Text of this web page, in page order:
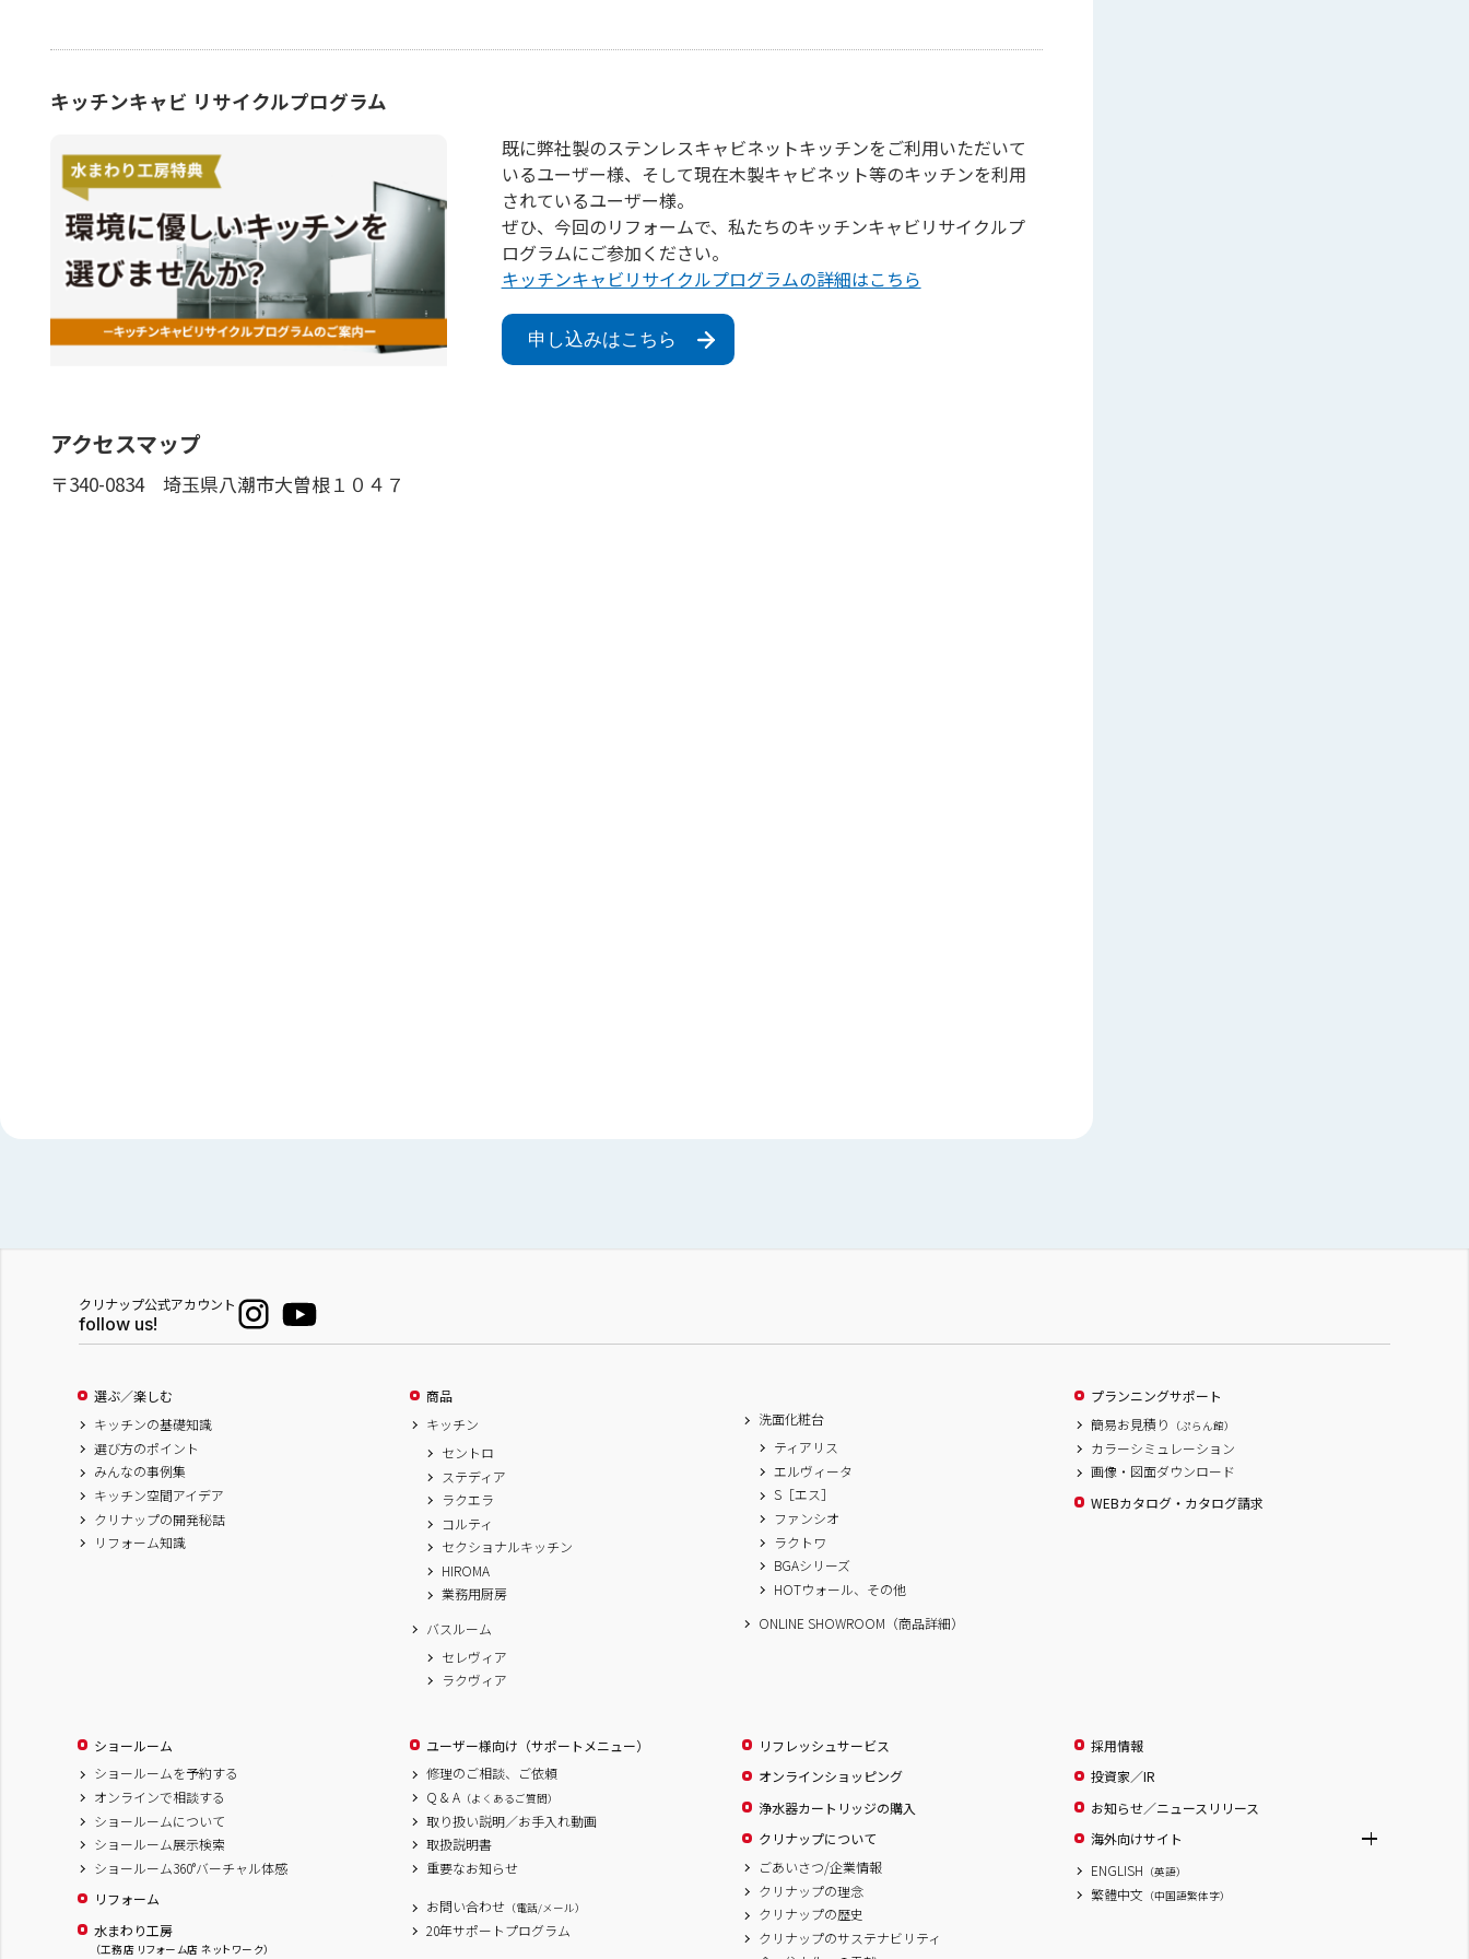
キッチンキャビ リサイクルプログラム
既に弊社製のステンレスキャビネットキッチンをご利用いただいて
いるユーザー様、そして現在木製キャビネット等のキッチンを利用
されているユーザー様。
ぜひ、今回のリフォームで、私たちのキッチンキャビリサイクルプ
ログラムにご参加ください。
キッチンキャビリサイクルプログラムの詳細はこちら
申し込みはこちら
アクセスマップ
〒340-0834 埼玉県八潮市大曽根１０４７
クリナップ公式アカウント
follow us!
選ぶ／楽しむ
キッチンの基礎知識
選び方のポイント
みんなの事例集
キッチン空間アイデア
クリナップの開発秘話
リフォーム知識
商品
キッチン
セントロ
ステディア
ラクエラ
コルティ
セクショナルキッチン
HIROMA
業務用厨房
バスルーム
セレヴィア
ラクヴィア
洗面化粧台
ティアリス
エルヴィータ
S［エス］
ファンシオ
ラクトワ
BGAシリーズ
HOTウォール、その他
ONLINE SHOWROOM（商品詳細）
プランニングサポート
簡易お見積り
（ぷらん館）
カラーシミュレーション
画像・図面ダウンロード
WEBカタログ・カタログ請求
ショールーム
ショールームを予約する
オンラインで相談する
ショールームについて
ショールーム展示検索
ショールーム360°バーチャル体感
リフォーム
水まわり工房
（工務店 リフォーム店 ネットワーク）
ユーザー様向け（サポートメニュー）
修理のご相談、ご依頼
Q & A （よくあるご質問）
取り扱い説明／お手入れ動画
取扱説明書
重要なお知らせ
お問い合わせ （電話/メール）
20年サポートプログラム
リフレッシュサービス
オンラインショッピング
浄水器カートリッジの購入
クリナップについて
ごあいさつ/企業情報
クリナップの理念
クリナップの歴史
クリナップのサステナビリティ
採用情報
投資家／IR
お知らせ／ニュースリリース
海外向けサイト
ENGLISH （英語）
繁體中文 （中国語繁体字）